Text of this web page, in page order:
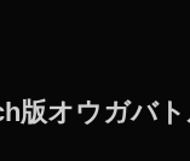
版オウガバ